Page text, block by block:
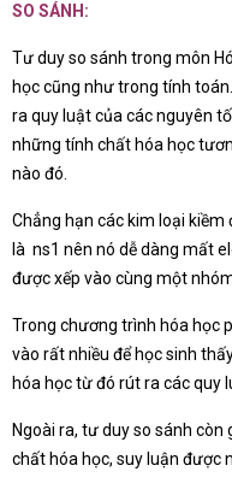
SO SÁNH:
Tư duy so sánh trong môn
học cũng như trong tính
ra quy luật của các nguyên
những tính chất hóa học
nào đó.
Chẳng hạn các kim loại kiềm
là ns1 nên nó dễ dàng mất
được xếp vào cùng một
Trong chương trình hóa học
vào rất nhiều để học sinh
hóa học từ đó rút ra các quy
Ngoài ra, tư duy so sánh
chất hóa học, suy luận được